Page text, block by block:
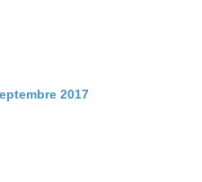
2017